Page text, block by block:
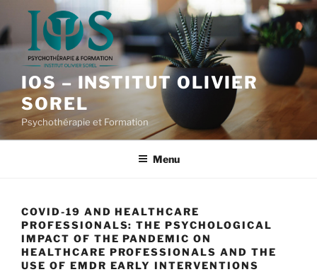
au
contenu
principal
IOS – INSTITUT OLIVIER
SOREL
Psychothérapie et Formation
Menu
COVID-19 AND HEALTHCARE
PROFESSIONALS: THE PSYCHOLOGICAL
IMPACT OF THE PANDEMIC ON
HEALTHCARE PROFESSIONALS AND THE
USE OF EMDR EARLY INTERVENTIONS